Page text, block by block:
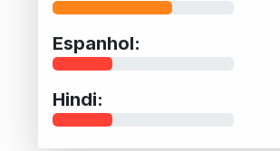
Espanhol:
Hindi: